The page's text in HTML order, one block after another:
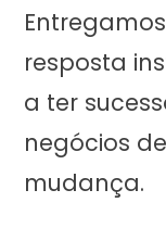
resposta
a ter
negócios
mudança.